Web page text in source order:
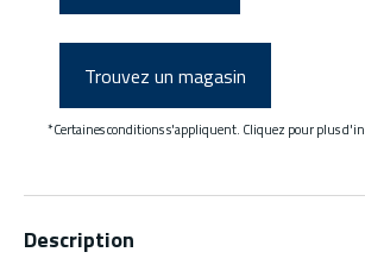
Trouvez un magasin
*Certaines conditions s'appliquent. Cliquez pour plus
Description